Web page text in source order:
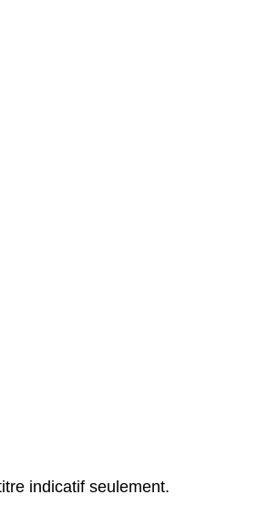
indicatif seulement.